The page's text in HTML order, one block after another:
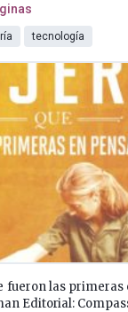
tecnología
fueron las primeras
Editorial: